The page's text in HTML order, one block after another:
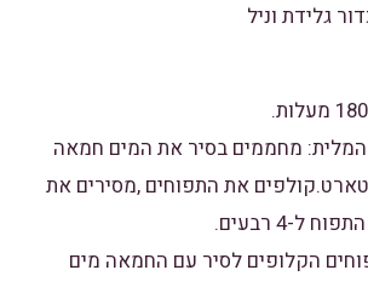
גלידת וניל
המלית: מחממים בסיר את המים חמאה
את התפוחים ,מסירים את
ל-4 רבעים.
הקלופים לסיר עם החמאה מים